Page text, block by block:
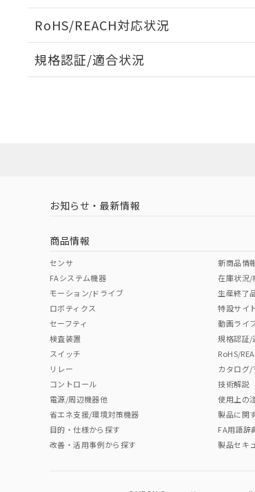
RoHS/REACH対応状況
EU RoHS 注意事項・凡例
中国 RoHS 注意事項・凡例
中国 RoHS表
Pb Hg
"対応済み"や非含有の記載がされた商品であ
非含有品が必要な際は、弊社営業部門もしくは
規格認証/適合状況
お知らせ・最新情報
商品情報
センサ
FAシステム機器
モーション/ドライブ
ロボティクス
セーフティ
検査装置
スイッチ
リレー
コントロール
電源/周辺機器他
省エネ支援/環境対策機器
目的・仕様から探す
改善・活用事例から探す
新商品情
在庫状況/
生産終了
特設サイ
動画ライ
規格認証/
RoHS/
カタログ/
技術解説
使用上の
製品に関
FA用語辞
製品セキ